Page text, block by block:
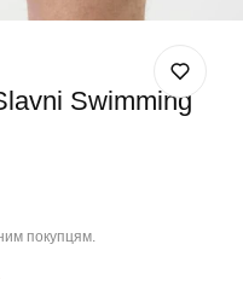
Swimming
покупцям.